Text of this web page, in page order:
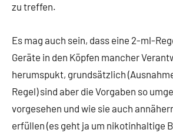
zu treffen.
Es mag auch sein, dass eine 2-ml-
Geräte in den Köpfen mancher
herumspukt, grundsätzlich
Regel) sind aber die Vorgaben so
vorgesehen und wie sie auch
erfüllen (es geht ja um nikotinhaltige